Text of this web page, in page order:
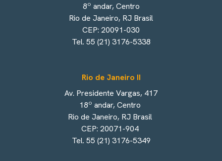
8º andar, Centro
Rio de Janeiro, RJ Brasil
CEP: 20091-030
Tel. 55 (21) 3176-5338
Rio de Janeiro II
Av. Presidente Vargas, 417
18º andar, Centro
Rio de Janeiro, RJ Brasil
CEP: 20071-904
Tel. 55 (21) 3176-5349